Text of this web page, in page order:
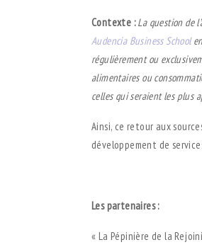
Contexte :La question de
Audencia Business School
régulièrement ou
alimentaires ou
celles qui seraient les plus
Ainsi, ce retour aux
développement de
Les partenaires :
« La Pépinière de la